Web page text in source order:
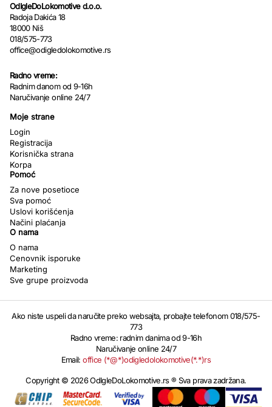
OdIgleDoLokomotive d.o.o.
Radoja Dakića 18
18000 Niš
018/575-773
office@odigledolokomotive.rs
Radno vreme:
Radnim danom od 9-16h
Naručivanje online 24/7
Moje strane
Login
Registracija
Korisnička strana
Korpa
Pomoć
Za nove posetioce
Sva pomoć
Uslovi korišćenja
Načini plaćanja
O nama
O nama
Cenovnik isporuke
Marketing
Sve grupe proizvoda
Ako niste uspeli da naručite preko websajta, probajte telefonom 018/575-
773
Radno vreme: radnim danima od 9-16h
Naručivanje online 24/7
Email:office (*@*)odigledolokomotive(*.*)rs
Copyright © 2026 OdIgleDoLokomotive.rs ® Sva prava zadržana.